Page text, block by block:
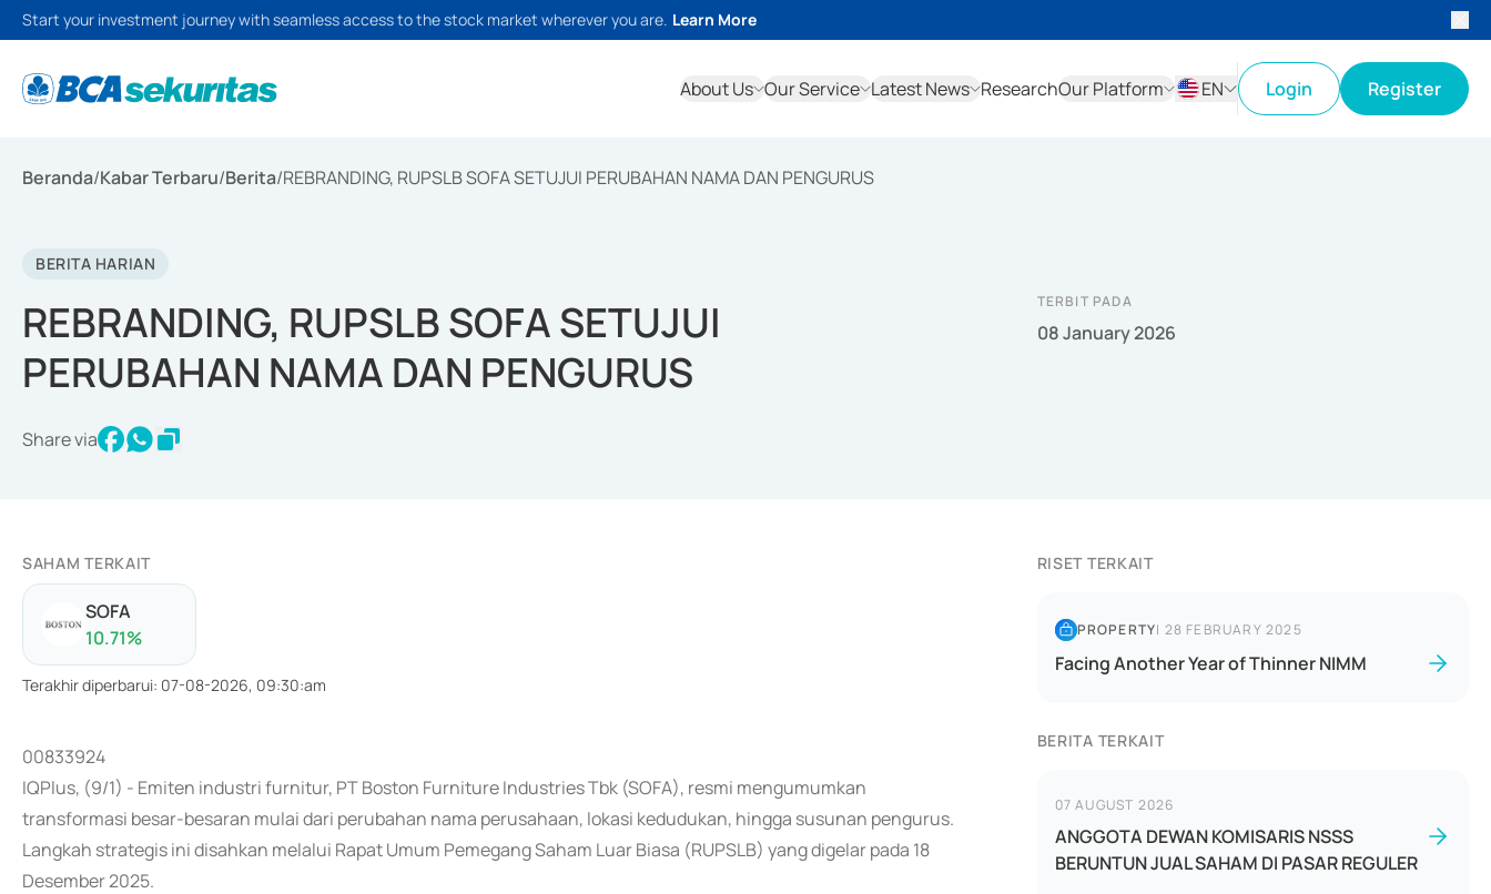
Start your investment journey with seamless access to the stock market wherever you are. Learn More
About Us Our Service Latest News ResearchOur Platform
EN
Login Register
Beranda/Kabar Terbaru/Berita/REBRANDING, RUPSLB SOFA SETUJUI PERUBAHAN NAMA DAN PENGURUS
BERITA HARIAN
REBRANDING, RUPSLB SOFA SETUJUI
PERUBAHAN NAMA DAN PENGURUS
Share via
TERBIT PADA
08 January 2026
SAHAM TERKAIT
SOFA
10.71%
Terakhir diperbarui: 07-08-2026, 09:30:am
00833924
IQPlus, (9/1) - Emiten industri furnitur, PT Boston Furniture Industries Tbk (SOFA), resmi mengumumkan
transformasi besar-besaran mulai dari perubahan nama perusahaan, lokasi kedudukan, hingga susunan pengurus.
Langkah strategis ini disahkan melalui Rapat Umum Pemegang Saham Luar Biasa (RUPSLB) yang digelar pada 18
Desember 2025.
RISET TERKAIT
PROPERTY| 28 FEBRUARY 2025
Facing Another Year of Thinner NIMM
BERITA TERKAIT
07 AUGUST 2026
ANGGOTA DEWAN KOMISARIS NSSS
BERUNTUN JUAL SAHAM DI PASAR REGULER